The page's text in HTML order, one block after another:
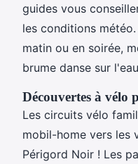
guides vous
les conditions
matin ou en soirée,
brume danse sur
Découvertes à vélo
Les circuits vélo
mobil-home vers les
Périgord Noir ! Les